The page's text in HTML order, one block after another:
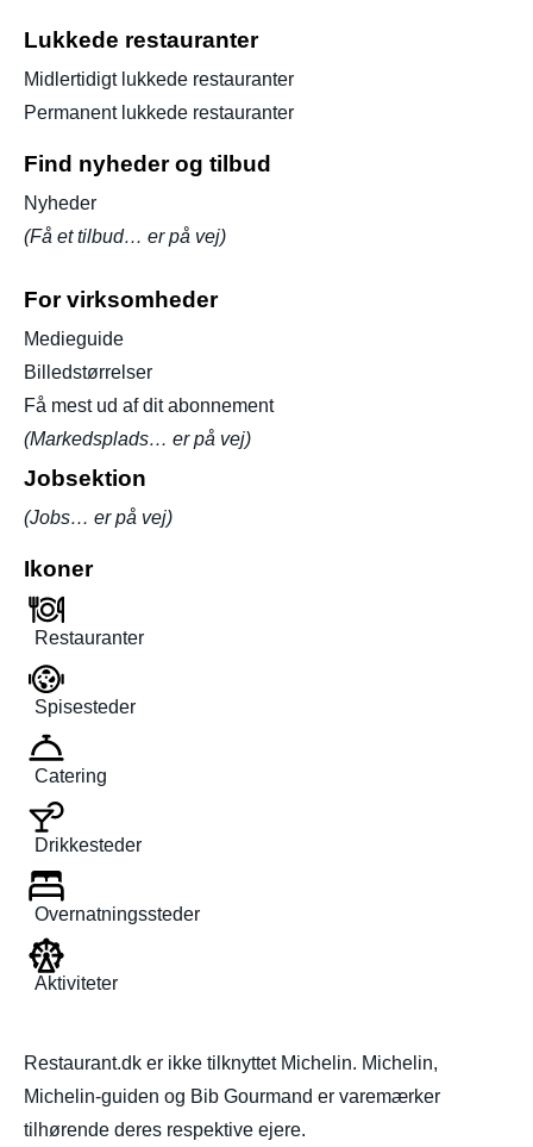
Lukkede restauranter
Midlertidigt lukkede restauranter
Permanent lukkede restauranter
Find nyheder og tilbud
Nyheder
(Få et tilbud… er på vej)
For virksomheder
Medieguide
Billedstørrelser
Få mest ud af dit abonnement
(Markedsplads… er på vej)
Jobsektion
(Jobs… er på vej)
Ikoner
Restauranter
Spisesteder
Catering
Drikkesteder
Overnatningssteder
Aktiviteter
Restaurant.dk er ikke tilknyttet Michelin. Michelin,
Michelin-guiden og Bib Gourmand er varemærker
tilhørende deres respektive ejere.